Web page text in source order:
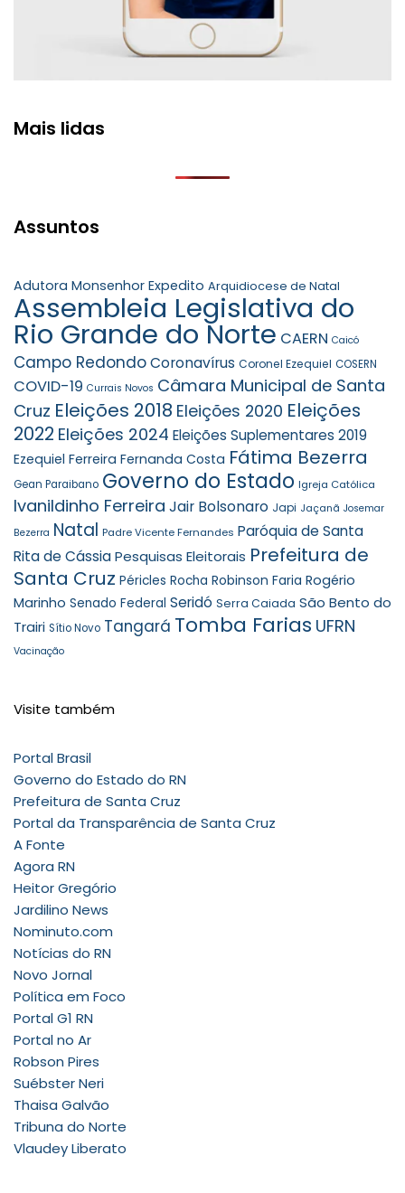
Mais lidas
Assuntos
Adutora Monsenhor Expedito Arquidiocese de Natal
Assembleia Legislativa do
Rio Grande do Norte CAERN Caicó
Campo RedondoCoronavírus Coronel Ezequiel COSERN
COVID-19 Currais Novos Câmara Municipal de Santa
Cruz Eleições 2018 Eleições 2020 Eleições
2022 Eleições 2024 Eleições Suplementares 2019
Ezequiel Ferreira Fernanda Costa Fátima Bezerra
Gean Paraibano Governo do Estado Igreja Católica
Ivanildinho Ferreira Jair Bolsonaro Japi Jaçanã Josemar
Bezerra Natal Padre Vicente Fernandes Paróquia de Santa
Rita de CássiaPesquisas Eleitorais Prefeitura de
Santa Cruz Péricles Rocha Robinson Faria Rogério
Marinho Senado Federal Seridó Serra Caiada São Bento do
Trairi Sítio Novo Tangará Tomba Farias UFRN
Vacinação
Visite também
Portal Brasil
Governo do Estado do RN
Prefeitura de Santa Cruz
Portal da Transparência de Santa Cruz
A Fonte
Agora RN
Heitor Gregório
Jardilino News
Nominuto.com
Notícias do RN
Novo Jornal
Política em Foco
Portal G1 RN
Portal no Ar
Robson Pires
Suébster Neri
Thaisa Galvão
Tribuna do Norte
Vlaudey Liberato